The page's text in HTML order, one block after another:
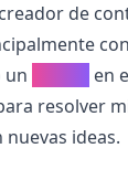
de
un
en
resolver
ideas.